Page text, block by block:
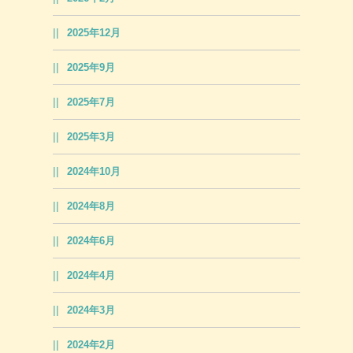
2025年12月
2025年9月
2025年7月
2025年3月
2024年10月
2024年8月
2024年6月
2024年4月
2024年3月
2024年2月